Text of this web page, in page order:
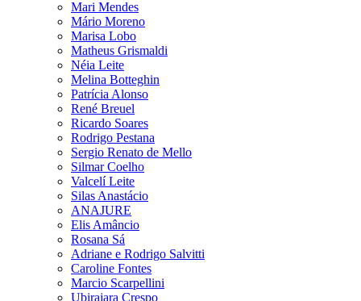
Mari Mendes
Mário Moreno
Marisa Lobo
Matheus Grismaldi
Néia Leite
Melina Botteghin
Patrícia Alonso
René Breuel
Ricardo Soares
Rodrigo Pestana
Sergio Renato de Mello
Silmar Coelho
Valcelí Leite
Silas Anastácio
ANAJURE
Elis Amâncio
Rosana Sá
Adriane e Rodrigo Salvitti
Caroline Fontes
Marcio Scarpellini
Ubirajara Crespo